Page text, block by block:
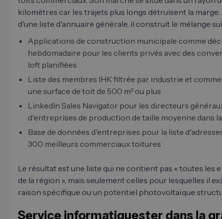
kilomètres car les trajets plus longs détruisent la marge.
d'une liste d'annuaire générale, il construit le mélange
Applications de construction municipale comme
hebdomadaire pour les clients privés avec des
loft planifiées
Liste des membres IHK filtrée par industrie et
une surface de toit de 500 m² ou plus
LinkedIn Sales Navigator pour les directeurs
d'entreprises de production de taille moyenne dans
Base de données d'entreprises pour la liste
300 meilleurs commerciaux toitures
Le résultat est une liste qui ne contient pas « toutes les
de la région », mais seulement celles pour lesquelles il
raison spécifique ou un potentiel photovoltaïque
Service informatiquester dans la